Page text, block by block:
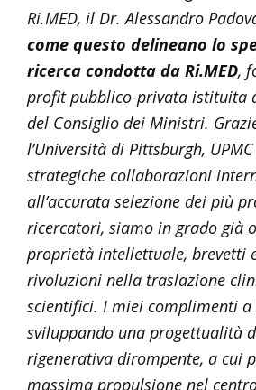
Ri.MED, il Dr. Alessandro
come questo delineano lo
ricerca condotta da Ri.MED,
profit pubblico-privata istituita
del Consiglio dei Ministri.
l’Università di Pittsburgh,
strategiche collaborazioni
all’accurata selezione dei più
ricercatori, siamo in grado già
proprietà intellettuale, brevetti
rivoluzioni nella traslazione
scientifici. I miei complimenti a
sviluppando una progettualità
rigenerativa dirompente, a cui
massima propulsione nel